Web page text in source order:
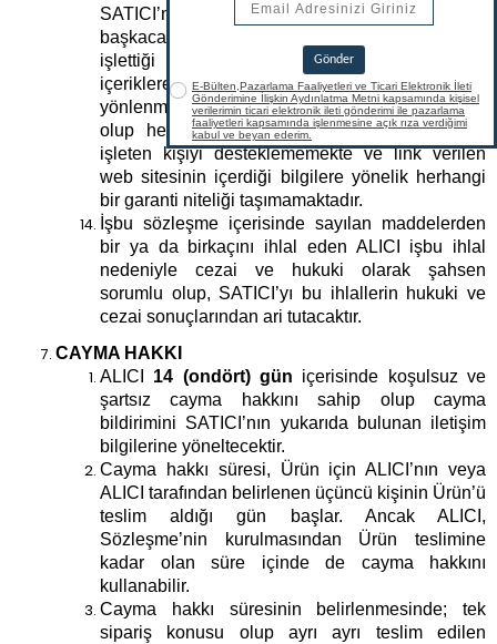
SATICI’nın kendi kontrolünde olmayan ve/veya
başkaca üçüncü kişilerin sahip olduğu ve/veya
işlettiği başka web sitelerine ve/veya başka
içeriklere link verilebilir. Bu linkler ALICI’ya
yönlenme kolaylığı sağlamak amacıyla konmuş
olup herhangi bir web sitesini veya o siteyi
işleten kişiyi desteklememekte ve link verilen
web sitesinin içerdiği bilgilere yönelik herhangi
bir garanti niteliği taşımamaktadır.
İşbu sözleşme içerisinde sayılan maddelerden
bir ya da birkaçını ihlal eden ALICI işbu ihlal
nedeniyle cezai ve hukuki olarak şahsen
sorumlu olup, SATICI’yı bu ihlallerin hukuki ve
cezai sonuçlarından ari tutacaktır.
CAYMA HAKKI
ALICI 14 (ondört) gün içerisinde koşulsuz ve
şartsız cayma hakkını sahip olup cayma
bildirimini SATICI’nın yukarıda bulunan iletişim
bilgilerine yöneltecektir.
Cayma hakkı süresi, Ürün için ALICI’nın veya
ALICI tarafından belirlenen üçüncü kişinin Ürün’ü
teslim aldığı gün başlar. Ancak ALICI,
Sözleşme’nin kurulmasından Ürün teslimine
kadar olan süre içinde de cayma hakkını
kullanabilir.
Cayma hakkı süresinin belirlenmesinde; tek
sipariş konusu olup ayrı ayrı teslim edilen